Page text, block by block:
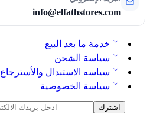
info@elfathstores.com
خدمة ما بعد البيع
سياسة الشحن
سياسه الاستبدال والأسترجاع
سياسة الخصوصية